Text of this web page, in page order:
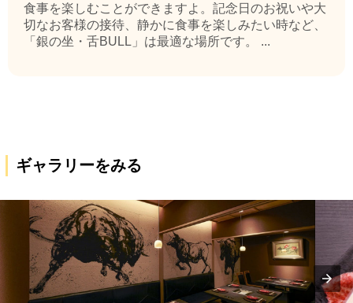
食事を楽しむことができますよ。記念日のお祝いや大
切なお客様の接待、静かに食事を楽しみたい時など、
「銀の坐・舌BULL」は最適な場所です。 ...
ギャラリーをみる